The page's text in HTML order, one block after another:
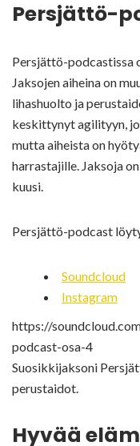
Persjättö-
Persjättö-podcastissa
Jaksojen aiheina on
lihashuolto ja
keskittynyt agilityyn,
mutta aiheista on
harrastajille. Jaksoja
kuusi.
Persjättö-podcast
Soundcloud
Instagram
https://
podcast-osa-4
Suosikkijaksoni
perustaidot.
Hyvää